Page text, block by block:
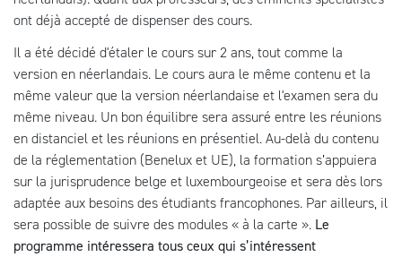
ont déjà accepté de dispenser des cours.
Il a été décidé d'étaler le cours sur 2 ans, tout comme la
version en néerlandais. Le cours aura le même contenu et la
même valeur que la version néerlandaise et l'examen sera du
même niveau. Un bon équilibre sera assuré entre les réunions
en distanciel et les réunions en présentiel. Au-delà du contenu
de la réglementation (Benelux et UE), la formation s’appuiera
sur la jurisprudence belge et luxembourgeoise et sera dès lors
adaptée aux besoins des étudiants francophones. Par ailleurs, il
sera possible de suivre des modules « à la carte ». Le
programme intéressera tous ceux qui s’intéressent